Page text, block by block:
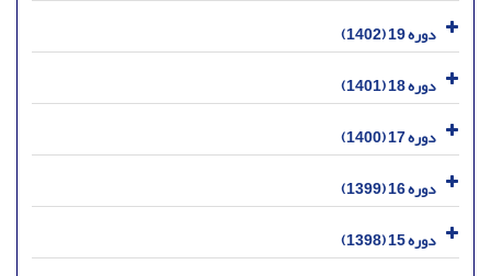
دوره 19 (1402)
دوره 18 (1401)
دوره 17 (1400)
دوره 16 (1399)
دوره 15 (1398)